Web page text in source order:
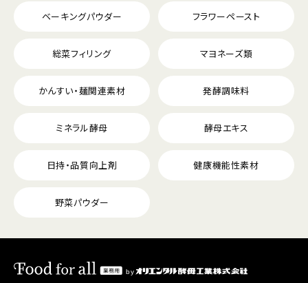
ベーキングパウダー フラワーペースト
総菜フィリング マヨネーズ類
かんすい・麺関連素材 発酵調味料
ミネラル酵母 酵母エキス
日持・品質向上剤 健康機能性素材
野菜パウダー